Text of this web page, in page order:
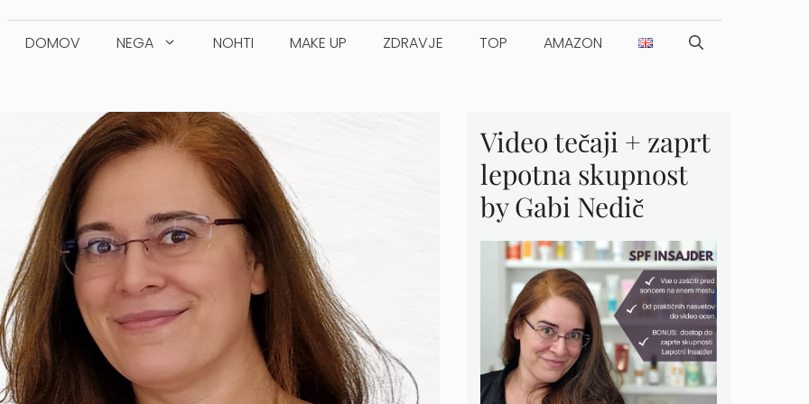
DOMOV NEGA NOHTI MAKE UP ZDRAVJE TOP AMAZON
Video tečaji + zaprt
lepotna skupnost
by Gabi Nedič